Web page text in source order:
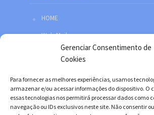
Gerenciar Consentimento de
Cookies
Para fornecer as melhores experiências, usamos
armazenar e/ou acessar informações do dispositivo. O
essas tecnologias nos permitirá processar dados como
navegação ou IDs exclusivos neste site. Não consentir
HOME
Web Mail
Política de privacidade
Facebook
Twitter